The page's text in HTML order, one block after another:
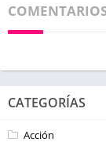
CATEGORÍAS
Acción